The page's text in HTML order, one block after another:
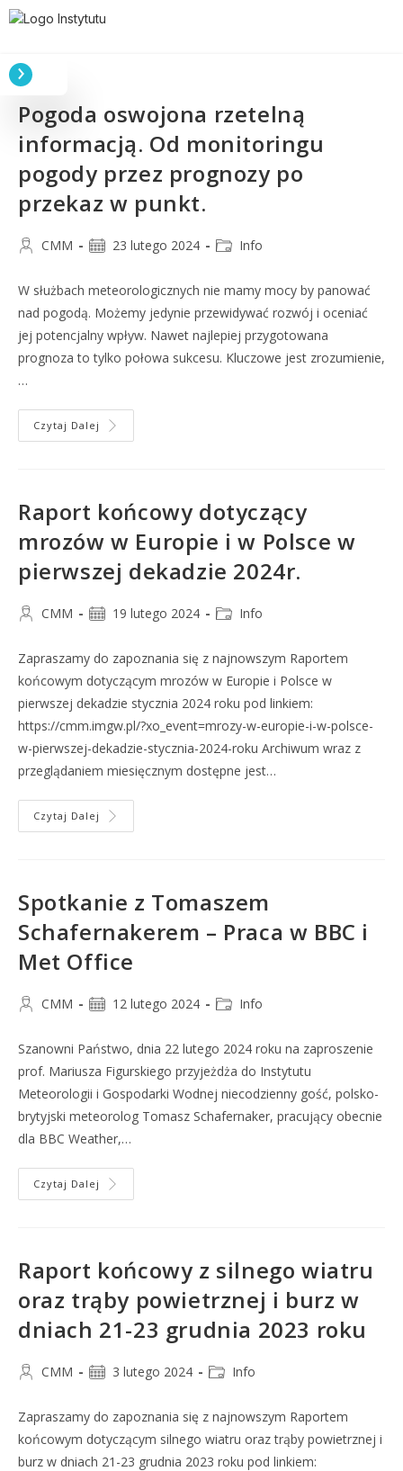
Pogoda oswojona rzetelną
informacją. Od monitoringu
pogody przez prognozy po
przekaz w punkt.
CMM 23 lutego 2024 Info
W służbach meteorologicznych nie mamy mocy by panować
nad pogodą. Możemy jedynie przewidywać rozwój i oceniać
jej potencjalny wpływ. Nawet najlepiej przygotowana
prognoza to tylko połowa sukcesu. Kluczowe jest zrozumienie,
…
Czytaj Dalej
Raport końcowy dotyczący
mrozów w Europie i w Polsce w
pierwszej dekadzie 2024r.
CMM 19 lutego 2024 Info
Zapraszamy do zapoznania się z najnowszym Raportem
końcowym dotyczącym mrozów w Europie i Polsce w
pierwszej dekadzie stycznia 2024 roku pod linkiem:
https://cmm.imgw.pl/?xo_event=mrozy-w-europie-i-w-polsce-
w-pierwszej-dekadzie-stycznia-2024-roku Archiwum wraz z
przeglądaniem miesięcznym dostępne jest…
Czytaj Dalej
Spotkanie z Tomaszem
Schafernakerem – Praca w BBC i
Met Office
CMM 12 lutego 2024 Info
Szanowni Państwo, dnia 22 lutego 2024 roku na zaproszenie
prof. Mariusza Figurskiego przyjeżdża do Instytutu
Meteorologii i Gospodarki Wodnej niecodzienny gość, polsko-
brytyjski meteorolog Tomasz Schafernaker, pracujący obecnie
dla BBC Weather,…
Czytaj Dalej
Raport końcowy z silnego wiatru
oraz trąby powietrznej i burz w
dniach 21-23 grudnia 2023 roku
CMM 3 lutego 2024 Info
Zapraszamy do zapoznania się z najnowszym Raportem
końcowym dotyczącym silnego wiatru oraz trąby powietrznej i
burz w dniach 21-23 grudnia 2023 roku pod linkiem: